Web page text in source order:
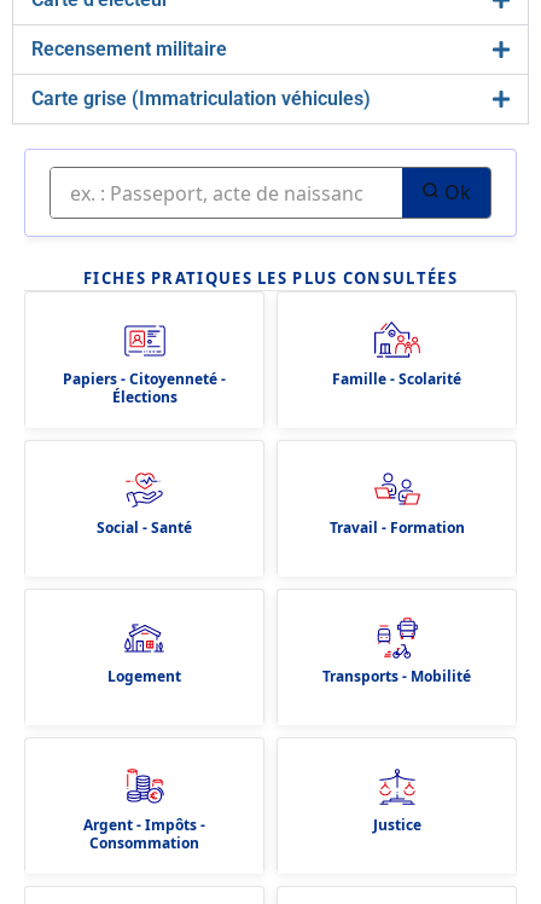
Recensement militaire
Carte grise (Immatriculation véhicules)
Ok
FICHES PRATIQUES LES PLUS CONSULTÉES
Papiers - Citoyenneté -
Élections
Famille - Scolarité
Social - Santé Travail - Formation
Logement Transports - Mobilité
Argent - Impôts -
Consommation
Justice